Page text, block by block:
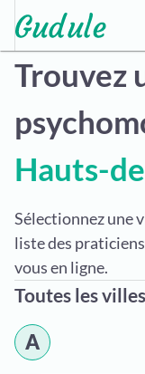
Trouvez
Hauts-
Sélectionnez une
liste des
vous en ligne.
Toutes les villes
A